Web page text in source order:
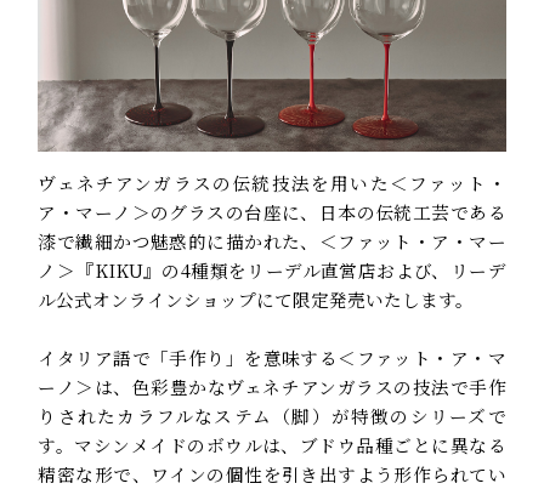
ヴェネチアンガラスの伝統技法を用いた＜ファット・
ア・マーノ＞のグラスの台座に、日本の伝統工芸である
漆で繊細かつ魅惑的に描かれた、＜ファット・ア・マー
ノ＞『KIKU』の4種類をリーデル直営店および、リーデ
ル公式オンラインショップにて限定発売いたします。
イタリア語で「手作り」を意味する＜ファット・ア・マ
ーノ＞は、色彩豊かなヴェネチアンガラスの技法で手作
りされたカラフルなステム（脚）が特徴のシリーズで
す。マシンメイドのボウルは、ブドウ品種ごとに異なる
精密な形で、ワインの個性を引き出すよう形作られてい